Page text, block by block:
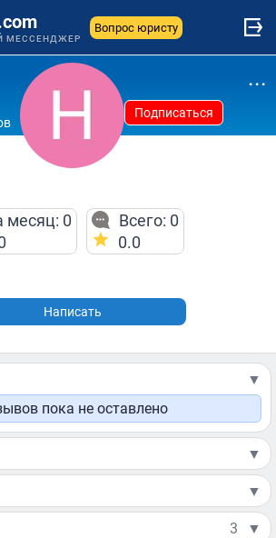
МЕССЕНДЖЕР
Вопрос юристу
Подписаться
...
месяц: 0
Всего: 0
0.0
Написать
▼
пока не оставлено
▼
▼
3 ▼